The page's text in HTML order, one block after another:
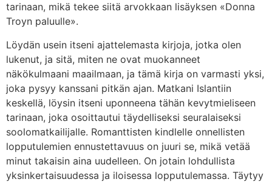
tarinaan, mikä tekee siitä arvokkaan lisäyksen «Donna
Troyn paluulle».
Löydän usein itseni ajattelemasta kirjoja, jotka olen
lukenut, ja sitä, miten ne ovat muokanneet
näkökulmaani maailmaan, ja tämä kirja on varmasti yksi,
joka pysyy kanssani pitkän ajan. Matkani Islantiin
keskellä, löysin itseni uponneena tähän kevytmieliseen
tarinaan, joka osoittautui täydelliseksi seuralaiseksi
soolomatkailijalle. Romanttisten kindlelle onnellisten
lopputulemien ennustettavuus on juuri se, mikä vetää
minut takaisin aina uudelleen. On jotain lohdullista
yksinkertaisuudessa ja iloisessa lopputulemassa. Täytyy